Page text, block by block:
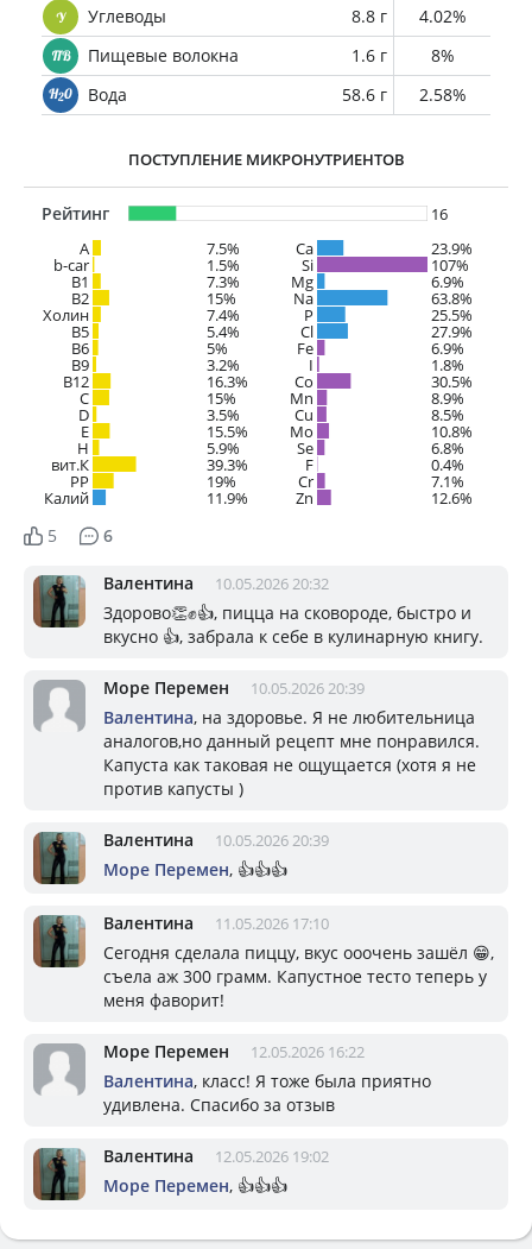
Углеводы
8.8 г
4.02%
Пищевые волокна
1.6 г
8%
Вода
58.6 г 2.58%
ПОСТУПЛЕНИЕ МИКРОНУТРИЕНТОВ
Рейтинг
16
A
7.5%
b-car 1.5%
В1 7.3%
B2 15%
Холин 7.4%
B5 5.4%
B6 5%
B9 3.2%
B12 16.3%
C 15%
D 3.5%
E 15.5%
H 5.9%
вит.К 39.3%
PP 19%
Калий 11.9%
Ca 23.9%
Si 107%
Mg 6.9%
Na 63.8%
P 25.5%
Cl 27.9%
Fe 6.9%
I 1.8%
Co 30.5%
Mn 8.9%
Cu 8.5%
Mo 10.8%
Se 6.8%
F 0.4%
Cr 7.1%
Zn 12.6%
5 6
Валентина 10.05.2026 20:32
Здорово👏✊👍, пицца на сковороде, быстро и
вкусно 👍, забрала к себе в кулинарную книгу.
Море Перемен 10.05.2026 20:39
Валентина, на здоровье. Я не любительница
аналогов,но данный рецепт мне понравился.
Капуста как таковая не ощущается (хотя я не
против капусты )
Валентина 10.05.2026 20:39
Море Перемен, 👍👍👍
Валентина 11.05.2026 17:10
Сегодня сделала пиццу, вкус ооочень зашёл 😁,
съела аж 300 грамм. Капустное тесто теперь у
меня фаворит!
Море Перемен 12.05.2026 16:22
Валентина, класс! Я тоже была приятно
удивлена. Спасибо за отзыв
Валентина 12.05.2026 19:02
Море Перемен, 👍👍👍